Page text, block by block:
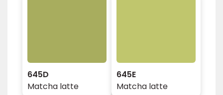
645D
Matcha latte
645E
Matcha latte